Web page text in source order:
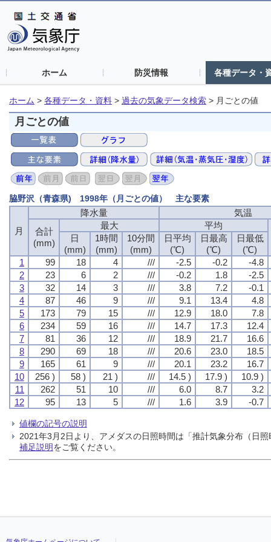
ホーム 防災情報 各種データ・
ホーム > 各種データ・資料 > 過去の気象データ検索 > 月ごとの値
月ごとの値
脇野沢（青森県) 1998年（月ごとの値） 主な要素
月
降水量
気温
合計
(mm)
最大
平均
日
(mm)
1時間
(mm)
10分間
(mm)
日平均
(℃)
日最高
(℃)
日最低
(℃)
1
99 18 4 /// -2.5 -0.2
-4.8
2
23 6 2 /// -0.2 1.8
-2.5
3
32 14 3 /// 3.8 7.2
-0.1
4
87 46 9 /// 9.1 13.4
4.8
5
173 79 15 /// 12.9 18.0
7.8
6
234 59 16 /// 14.7 17.3
12.4
7
81 36 12 /// 18.9 21.7
16.6
8
290 69 18 /// 20.6 23.0
18.5
9
165 61 9 /// 20.1 23.2
16.7
10
256 ) 58 ) 21 ) /// 14.5 ) 17.9 )
10.9 )
11
262 51 10 /// 6.0 8.7
3.2
12
95 13 5 /// 1.6 3.9 -0.7
値欄の記号の説明
2021年3月2日より、アメダスの日照時間は「推計気象分布（日
補足説明をご覧ください。